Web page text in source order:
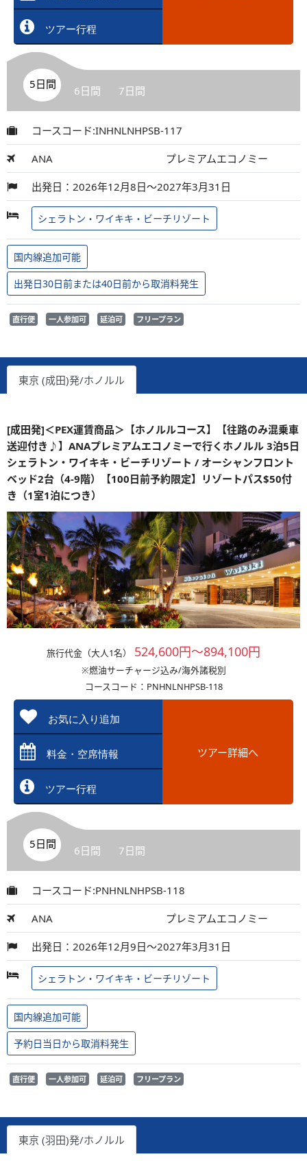
ツアー行程
5日間 6日間 7日間
コースコード:INHNLNHPSB-117
ANA プレミアムエコノミー
出発日：2026年12月8日～2027年3月31日
シェラトン・ワイキキ・ビーチリゾート
国内線追加可能
出発日30日前または40日前から取消料発生
直行便 一人参加可 延泊可 フリープラン
東京 (成田)発/ホノルル
[成田発]＜PEX運賃商品＞【ホノルルコース】【往路のみ混乗車
送迎付き♪】ANAプレミアムエコノミーで行くホノルル 3泊5日
シェラトン・ワイキキ・ビーチリゾート / オーシャンフロント
ベッド2台（4-9階）【100日前予約限定】リゾートパス$50付
き（1室1泊につき）
旅行代金（大人1名） 524,600円～894,100円
※燃油サーチャージ込み/海外諸税別
コースコード：PNHNLNHPSB-118
お気に入り追加
料金・空席情報
ツアー行程
ツアー詳細へ
5日間 6日間 7日間
コースコード:PNHNLNHPSB-118
ANA プレミアムエコノミー
出発日：2026年12月9日～2027年3月31日
シェラトン・ワイキキ・ビーチリゾート
国内線追加可能
予約日当日から取消料発生
直行便 一人参加可 延泊可 フリープラン
東京 (羽田)発/ホノルル